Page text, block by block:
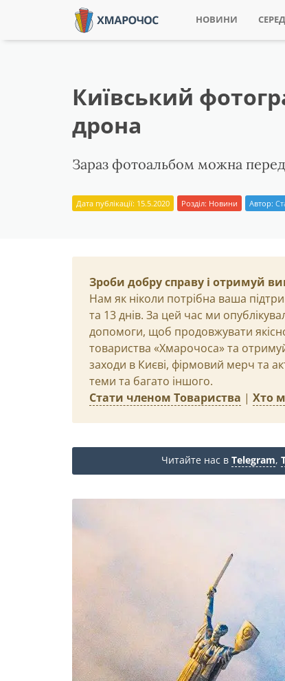
НОВИНИ
Київський
дрона
Зараз фотоальбом можна
Дата публікації: 15.5.2020 Розділ: Новини Автор:
Зроби добру справу і отримуй
Нам як ніколи потрібна ваша
та 13 днів. За цей час ми
допомоги, щоб продовжувати
товариства «Хмарочоса» та
заходи в Києві, фірмовий мерч та
теми та багато іншого.
Стати членом Товариства | Хто
Читайте нас в Telegram,